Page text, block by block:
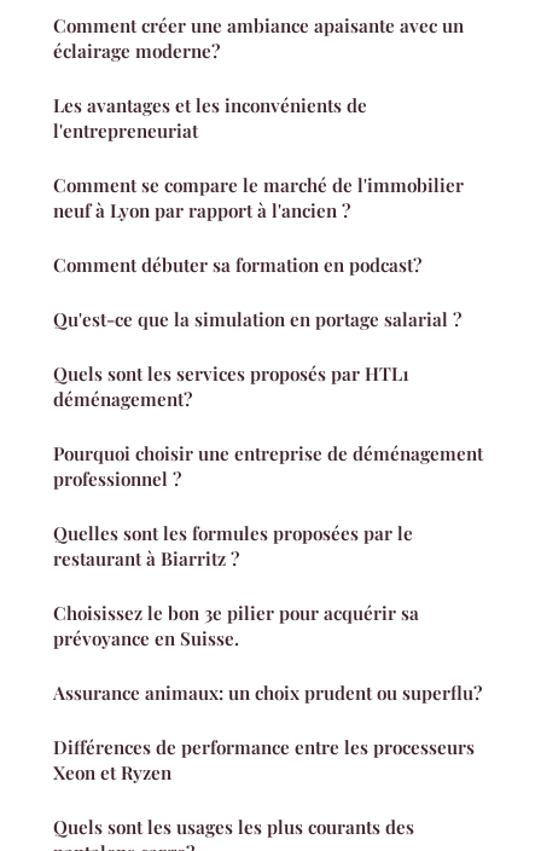
Comment créer une ambiance apaisante avec un
éclairage moderne?
Les avantages et les inconvénients de
l'entrepreneuriat
Comment se compare le marché de l'immobilier
neuf à Lyon par rapport à l'ancien ?
Comment débuter sa formation en podcast?
Qu'est-ce que la simulation en portage salarial ?
Quels sont les services proposés par HTL1
déménagement?
Pourquoi choisir une entreprise de déménagement
professionnel ?
Quelles sont les formules proposées par le
restaurant à Biarritz ?
Choisissez le bon 3e pilier pour acquérir sa
prévoyance en Suisse.
Assurance animaux: un choix prudent ou superflu?
Différences de performance entre les processeurs
Xeon et Ryzen
Quels sont les usages les plus courants des